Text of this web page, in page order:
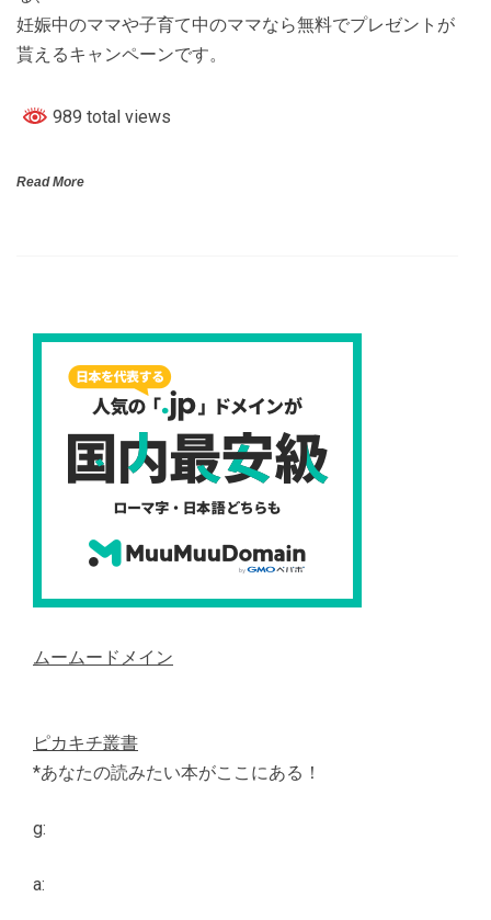
妊娠中のママや子育て中のママなら無料でプレゼントが
貰えるキャンペーンです。
989 total views
Read More
ムームードメイン
ピカキチ叢書
*あなたの読みたい本がここにある！
g:
a: